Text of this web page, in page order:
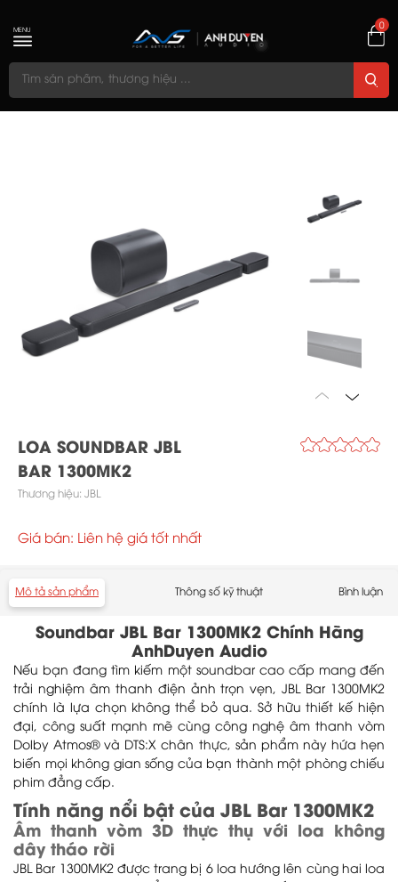
0
MENU
LOA SOUNDBAR JBL
BAR 1300MK2
Thương hiệu: JBL
Giá bán: Liên hệ giá tốt nhất
Mô tả sản phẩm Thông số kỹ thuật Bình luận
Soundbar JBL Bar 1300MK2 Chính Hãng
AnhDuyen Audio
Nếu bạn đang tìm kiếm một soundbar cao cấp mang đến
trải nghiệm âm thanh điện ảnh trọn vẹn, JBL Bar 1300MK2
chính là lựa chọn không thể bỏ qua. Sở hữu thiết kế hiện
đại, công suất mạnh mẽ cùng công nghệ âm thanh vòm
Dolby Atmos® và DTS:X chân thực, sản phẩm này hứa hẹn
biến mọi không gian sống của bạn thành một phòng chiếu
phim đẳng cấp.
Tính năng nổi bật của JBL Bar 1300MK2
Âm thanh vòm 3D thực thụ với loa không
dây tháo rời
JBL Bar 1300MK2 được trang bị 6 loa hướng lên cùng hai loa